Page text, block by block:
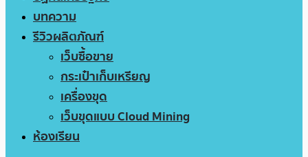
บทความ
รีวิวผลิตภัณฑ์
เว็บซื้อขาย
กระเป๋าเก็บเหรียญ
เครื่องขุด
เว็บขุดแบบ Cloud Mining
ห้องเรียน